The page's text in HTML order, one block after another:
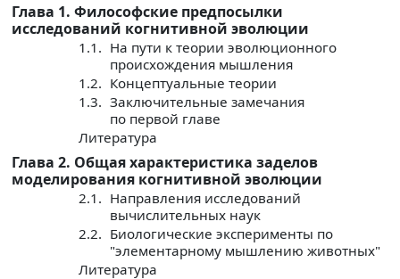
Глава 1. Философские предпосылки
исследований когнитивной эволюции
1.1. На пути к теории эволюционного
происхождения мышления
1.2. Концептуальные теории
1.3. Заключительные замечания
по первой главе
Литература
Глава 2. Общая характеристика заделов
моделирования когнитивной эволюции
2.1. Направления исследований
вычислительных наук
2.2. Биологические эксперименты по
"элементарному мышлению животных"
Литература